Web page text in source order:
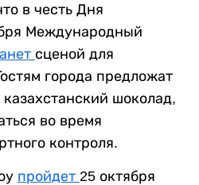
в честь Дня
Международный
сценой для
города предложат
шоколад,
во время
контроля.
пройдет 25 октября